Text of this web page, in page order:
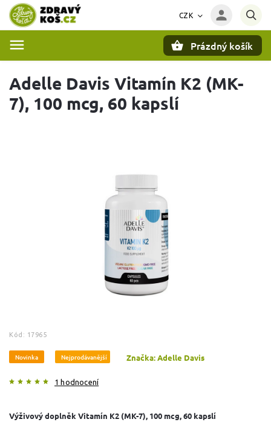
CZK
Prázdný košík
Adelle Davis Vitamín K2 (MK-
7), 100 mcg, 60 kapslí
Kód: 17965
Novinka Nejprodávanější
1 hodnocení
Značka:Adelle Davis
Výživový doplněk Vitamín K2 (MK-7), 100 mcg, 60 kapslí